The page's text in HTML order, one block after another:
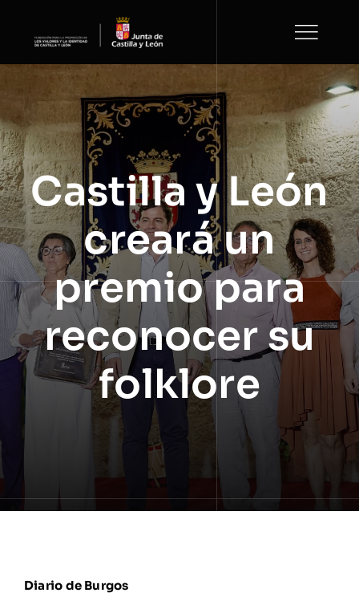
contenido
Castilla y León
creará un
premio para
reconocer su
folklore
Diario de Burgos